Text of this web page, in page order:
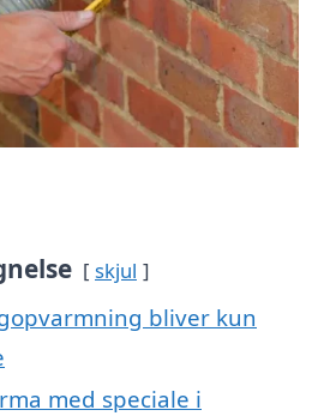
skjul
bliver kun
med speciale i